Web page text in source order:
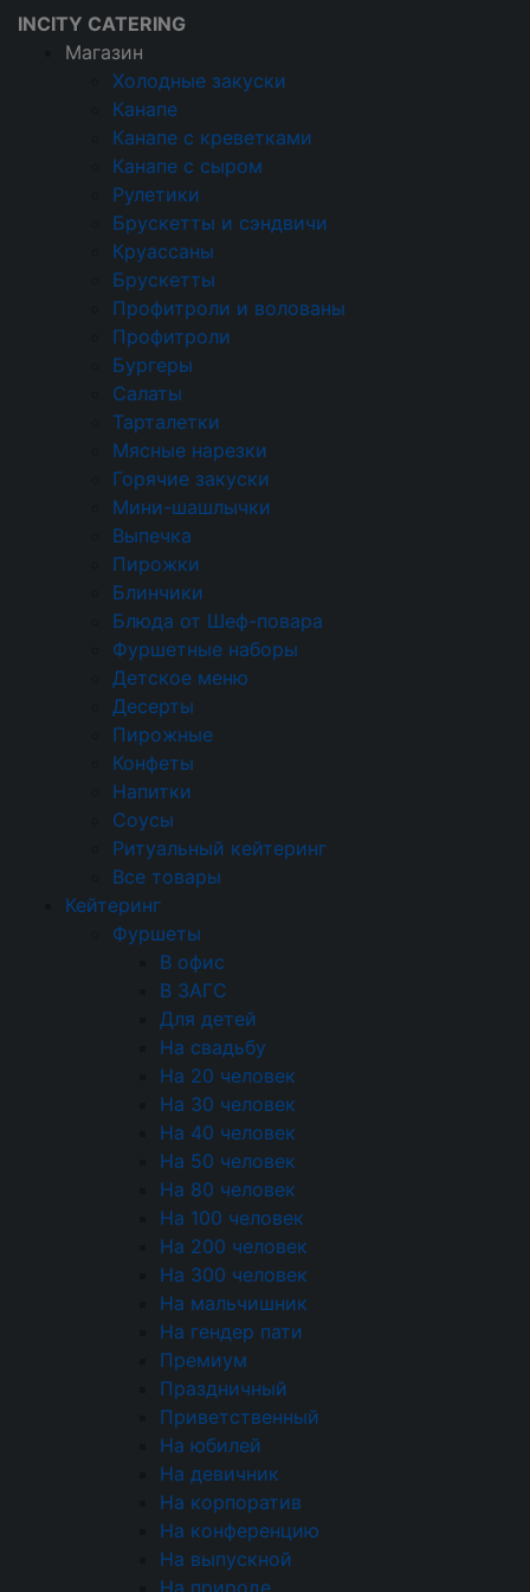
INCITY CATERING
Магазин
Холодные закуски
Канапе
Канапе с креветками
Канапе с сыром
Рулетики
Брускетты и сэндвичи
Круассаны
Брускетты
Профитроли и волованы
Профитроли
Бургеры
Салаты
Тарталетки
Мясные нарезки
Горячие закуски
Мини-шашлычки
Выпечка
Пирожки
Блинчики
Блюда от Шеф-повара
Фуршетные наборы
Детское меню
Десерты
Пирожные
Конфеты
Напитки
Соусы
Ритуальный кейтеринг
Все товары
Кейтеринг
Фуршеты
В офис
В ЗАГС
Для детей
На свадьбу
На 20 человек
На 30 человек
На 40 человек
На 50 человек
На 80 человек
На 100 человек
На 200 человек
На 300 человек
На мальчишник
На гендер пати
Премиум
Праздничный
Приветственный
На юбилей
На девичник
На корпоратив
На конференцию
На выпускной
На природе
Кейтеринговая компания
Холодные закуски
Тарталетки
Тарталетки
Холодные закуски
Канапе с креветками
Канапе с сыром
Рулетики
Брускетты и сэндвичи
Круассаны
Брускетты
Профитроли и волованы
Профитроли
Бургеры
Тарталетки
Мясные нарезки
Горячие закуски
Мини-шашлычки
Блюда от Шеф-повара
Фуршетные наборы
Детское меню